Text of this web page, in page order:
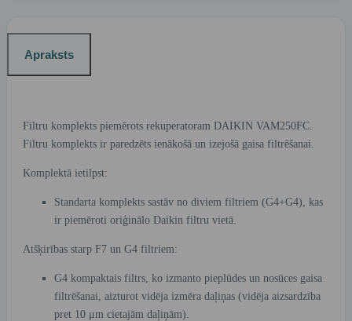
Apraksts
Filtru komplekts piemērots rekuperatoram DAIKIN VAM250FC.
Filtru komplekts ir paredzēts ienākošā un izejošā gaisa filtrēšanai.
Komplektā ietilpst:
Standarta komplekts sastāv no diviem filtriem (G4+G4), kas
ir piemēroti oriģinālo Daikin filtru vietā.
Atšķirības starp F7 un G4 filtriem:
G4 kompaktais filtrs, ko izmanto pieplūdes un nosūces gaisa
filtrēšanai, aizturot vidēja izmēra daļiņas (vidēja aizsardzība
pret 10 μm cietajām daļiņām).